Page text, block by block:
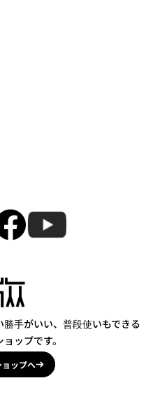
手がいい、普段使いもできる
ップです。
ップへ